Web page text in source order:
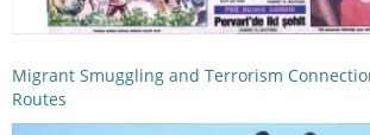
Migrant Smuggling and Terrorism
Routes